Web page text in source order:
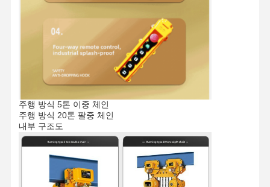
주행 방식 5톤 이중 체인
주행 방식 20톤 팔중 체인
내부 구조도